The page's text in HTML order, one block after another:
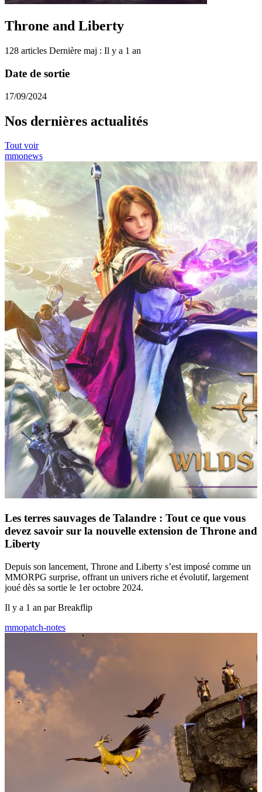
Throne and Liberty
128 articles Dernière maj : Il y a 1 an
Date de sortie
17/09/2024
Nos dernières actualités
Tout voir
mmonews
Les terres sauvages de Talandre : Tout ce que vous
devez savoir sur la nouvelle extension de Throne and
Liberty
Depuis son lancement, Throne and Liberty s’est imposé comme un
MMORPG surprise, offrant un univers riche et évolutif, largement
joué dès sa sortie le 1er octobre 2024.
Il y a 1 an par Breakflip
mmopatch-notes